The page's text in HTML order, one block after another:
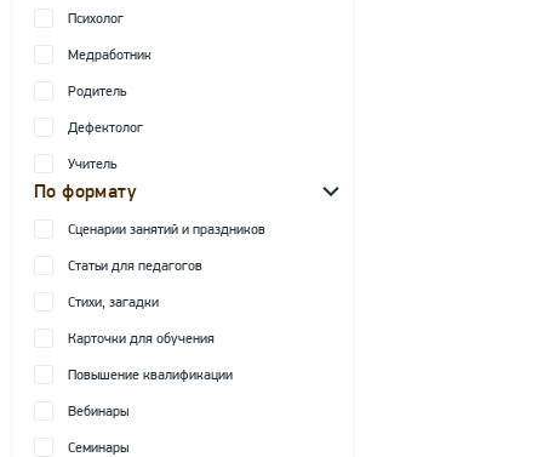
Психолог
Медработник
Родитель
Дефектолог
Учитель
По формату
Сценарии занятий и праздников
Статьи для педагогов
Стихи, загадки
Карточки для обучения
Повышение квалификации
Вебинары
Семинары